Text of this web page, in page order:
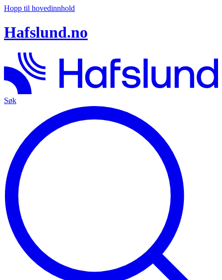
Hopp til hovedinnhold
Hafslund.no
Søk